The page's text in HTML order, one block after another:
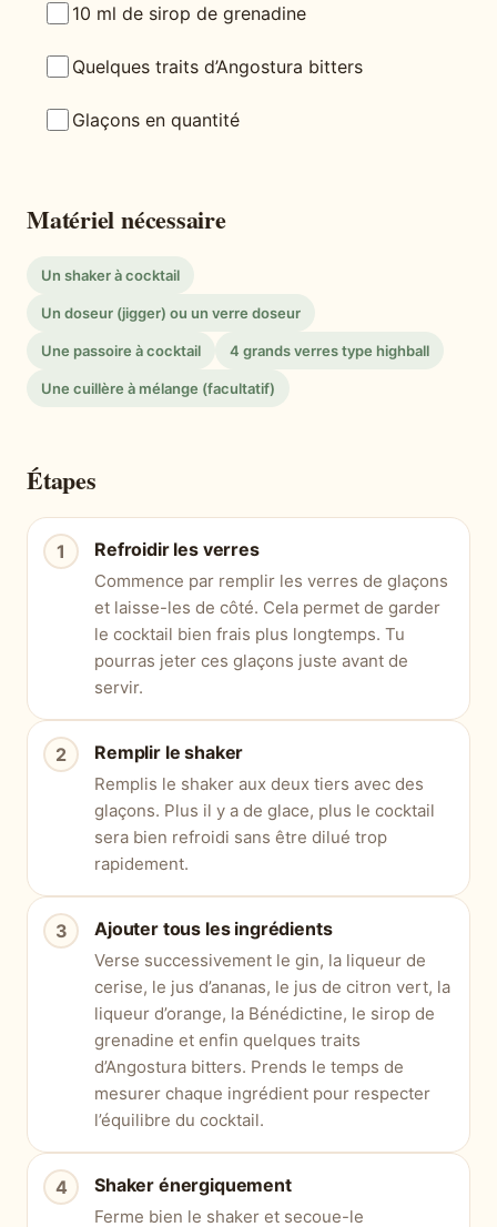
10 ml de sirop de grenadine
Quelques traits d’Angostura bitters
Glaçons en quantité
Matériel nécessaire
Un shaker à cocktail
Un doseur (jigger) ou un verre doseur
Une passoire à cocktail 4 grands verres type highball
Une cuillère à mélange (facultatif)
Étapes
Refroidir les verres
Commence par remplir les verres de glaçons
et laisse-les de côté. Cela permet de garder
le cocktail bien frais plus longtemps. Tu
pourras jeter ces glaçons juste avant de
servir.
Remplir le shaker
Remplis le shaker aux deux tiers avec des
glaçons. Plus il y a de glace, plus le cocktail
sera bien refroidi sans être dilué trop
rapidement.
Ajouter tous les ingrédients
Verse successivement le gin, la liqueur de
cerise, le jus d’ananas, le jus de citron vert, la
liqueur d’orange, la Bénédictine, le sirop de
grenadine et enfin quelques traits
d’Angostura bitters. Prends le temps de
mesurer chaque ingrédient pour respecter
l’équilibre du cocktail.
Shaker énergiquement
Ferme bien le shaker et secoue-le